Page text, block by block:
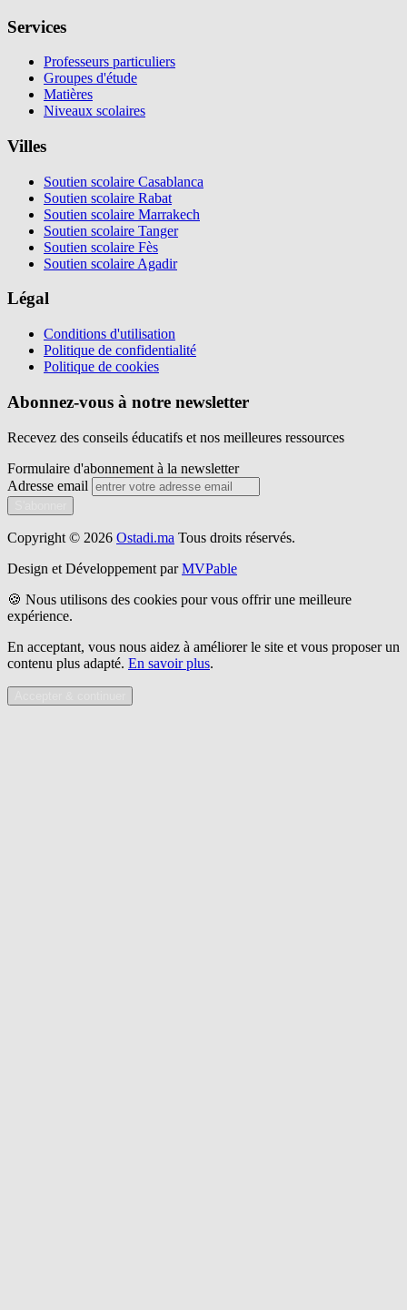
Services
Professeurs particuliers
Groupes d'étude
Matières
Niveaux scolaires
Villes
Soutien scolaire Casablanca
Soutien scolaire Rabat
Soutien scolaire Marrakech
Soutien scolaire Tanger
Soutien scolaire Fès
Soutien scolaire Agadir
Légal
Conditions d'utilisation
Politique de confidentialité
Politique de cookies
Abonnez-vous à notre newsletter
Recevez des conseils éducatifs et nos meilleures ressources
Formulaire d'abonnement à la newsletter
Adresse email
Copyright © 2026 Ostadi.ma Tous droits réservés.
Design et Développement par MVPable
🍪 Nous utilisons des cookies pour vous offrir une meilleure
expérience.
En acceptant, vous nous aidez à améliorer le site et vous proposer un
contenu plus adapté. En savoir plus.